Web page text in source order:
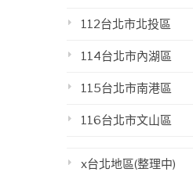
112台北市北投區
114台北市內湖區
115台北市南港區
116台北市文山區
x台北地區(整理中)